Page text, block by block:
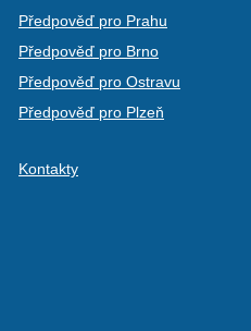
Předpověď pro Prahu
Předpověď pro Brno
Předpověď pro Ostravu
Předpověď pro Plzeň
Kontakty